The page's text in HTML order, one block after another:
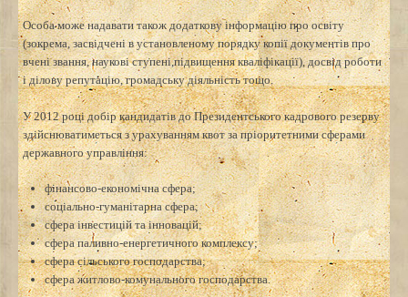
Особа може надавати також додаткову інформацію про освіту
(зокрема, засвідчені в установленому порядку копії документів про
вчені звання, наукові ступені,підвищення кваліфікації), досвід роботи
і ділову репутацію, громадську діяльність тощо.
У 2012 році добір кандидатів до Президентського кадрового резерву
здійснюватиметься з урахуванням квот за пріоритетними сферами
державного управління:
фінансово-економічна сфера;
соціально-гуманітарна сфера;
сфера інвестицій та інновацій;
сфера паливно-енергетичного комплексу;
сфера сільського господарства;
сфера житлово-комунального господарства.